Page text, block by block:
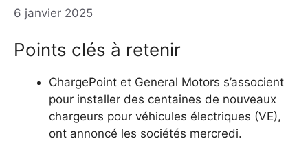
6 janvier 2025
Points clés à retenir
ChargePoint et General Motors s’associent
pour installer des centaines de nouveaux
chargeurs pour véhicules électriques (VE),
ont annoncé les sociétés mercredi.